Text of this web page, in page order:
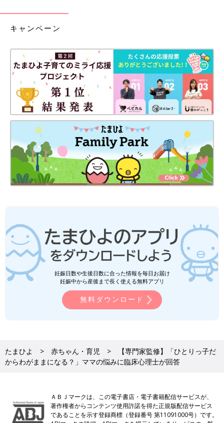
キャンペーン
妊娠日数や生後日数に合った情報を毎日お届け
妊娠中から産後まで長く使える無料アプリ
無料ダウンロード
たまひよ 赤ちゃん・育児
【専門家監修】「ひとりっ子だ
からわがままになる？」ママの悩みに臨床心理士が回答
ＡＢＪマークは、この電子書店・電子書籍配信サービスが、
著作権者からコンテンツ使用許諾を得た正規版配信サービス
であることを示す登録商標（登録番号 第11091000号）です。